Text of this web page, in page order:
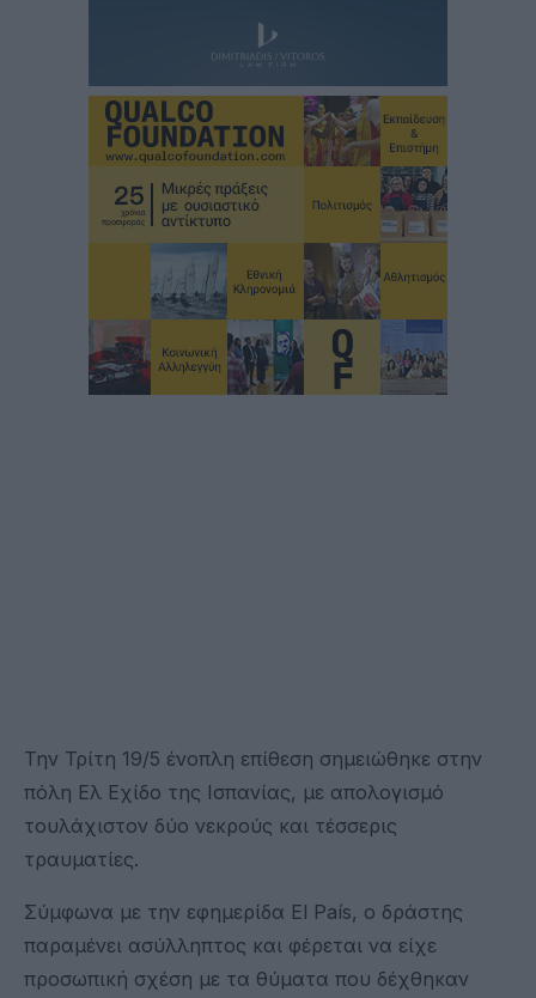
Την Τρίτη 19/5 ένοπλη επίθεση σημειώθηκε στην
πόλη Ελ Εχίδο της Ισπανίας, με απολογισμό
τουλάχιστον δύο νεκρούς και τέσσερις
τραυματίες.
Σύμφωνα με την εφημερίδα El País, ο δράστης
παραμένει ασύλληπτος και φέρεται να είχε
προσωπική σχέση με τα θύματα που δέχθηκαν